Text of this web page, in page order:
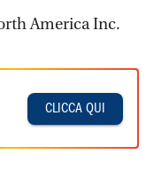
America Inc.
CLICCA QUI